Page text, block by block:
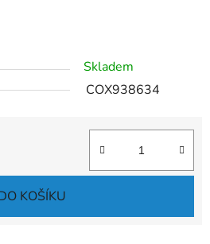
Skladem
COX938634
KOŠÍKU